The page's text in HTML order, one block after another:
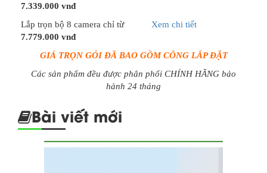
7.339.000 vnđ
Lắp trọn bộ 8 camera chỉ từ
7.779.000 vnđ
Xem chi tiết
GIÁ TRỌN GÓI ĐÃ BAO GỒM CÔNG LẮP ĐẶT
Các sản phẩm đều được phân phối CHÍNH HÃNG bảo
hành 24 tháng
Bài viết mới